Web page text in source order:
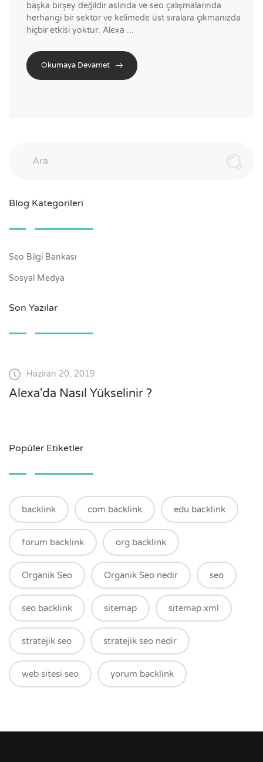
başka birşey değildir aslında ve seo çalışmalarında
herhangi bir sektör ve kelimede üst sıralara çıkmanızda
hiçbir etkisi yoktur. Alexa ...
Okumaya Devamet
Blog Kategorileri
Seo Bilgi Bankası
Sosyal Medya
Son Yazılar
Haziran 20, 2019
Alexa'da Nasıl Yükselinir ?
Popüler Etiketler
backlink com backlink edu backlink
forum backlink org backlink
Organik Seo Organik Seo nedir seo
seo backlink sitemap sitemap.xml
stratejik seo stratejik seo nedir
web sitesi seo yorum backlink